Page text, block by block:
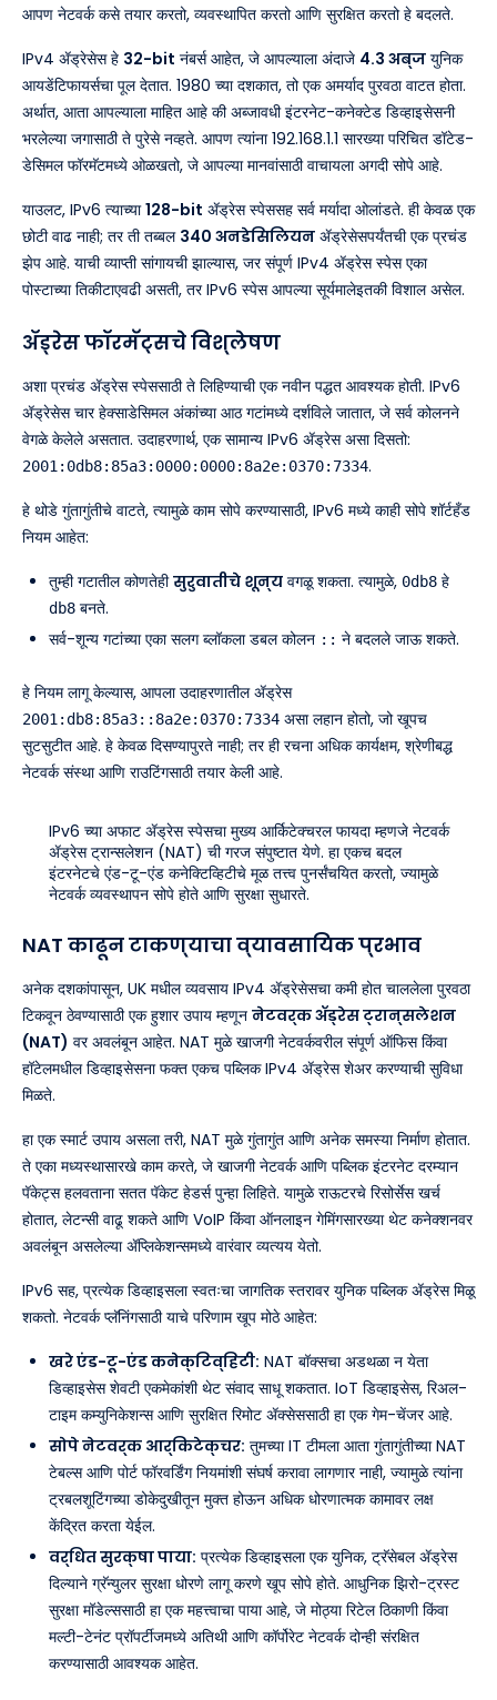
आपण नेटवर्क कसे तयार करतो, व्यवस्थापित करतो आणि सुरक्षित करतो हे बदलते.
IPv4 ॲड्रेसेस हे 32-bit नंबर्स आहेत, जे आपल्याला अंदाजे 4.3 अब्ज युनिक
आयडेंटिफायर्सचा पूल देतात. 1980 च्या दशकात, तो एक अमर्याद पुरवठा वाटत होता.
अर्थात, आता आपल्याला माहित आहे की अब्जावधी इंटरनेट-कनेक्टेड डिव्हाइसेसनी
भरलेल्या जगासाठी ते पुरेसे नव्हते. आपण त्यांना 192.168.1.1 सारख्या परिचित डॉटेड-
डेसिमल फॉरमॅटमध्ये ओळखतो, जे आपल्या मानवांसाठी वाचायला अगदी सोपे आहे.
याउलट, IPv6 त्याच्या128-bit ॲड्रेस स्पेससह सर्व मर्यादा ओलांडते. ही केवळ एक
छोटी वाढ नाही; तर ती तब्बल 340 अनडेसिलियन ॲड्रेसेसपर्यंतची एक प्रचंड
झेप आहे. याची व्याप्ती सांगायची झाल्यास, जर संपूर्ण IPv4 ॲड्रेस स्पेस एका
पोस्टाच्या तिकीटाएवढी असती, तर IPv6 स्पेस आपल्या सूर्यमालेइतकी विशाल असेल.
ॲड्रेस फॉरमॅट्सचे विश्लेषण
अशा प्रचंड ॲड्रेस स्पेससाठी ते लिहिण्याची एक नवीन पद्धत आवश्यक होती. IPv6
ॲड्रेसेस चार हेक्साडेसिमल अंकांच्या आठ गटांमध्ये दर्शविले जातात, जे सर्व कोलनने
वेगळे केलेले असतात. उदाहरणार्थ, एक सामान्य IPv6 ॲड्रेस असा दिसतो:
2001:0db8:85a3:0000:0000:8a2e:0370:7334.
हे थोडे गुंतागुंतीचे वाटते, त्यामुळे काम सोपे करण्यासाठी, IPv6 मध्ये काही सोपे शॉर्टहँड
नियम आहेत:
तुम्ही गटातील कोणतेहीसुरुवातीचे शून्य वगळू शकता. त्यामुळे, 0db8 हे
db8 बनते.
सर्व-शून्य गटांच्या एका सलग ब्लॉकला डबल कोलन :: ने बदलले जाऊ शकते.
हे नियम लागू केल्यास, आपला उदाहरणातील ॲड्रेस
2001:db8:85a3::8a2e:0370:7334 असा लहान होतो, जो खूपच
सुटसुटीत आहे. हे केवळ दिसण्यापुरते नाही; तर ही रचना अधिक कार्यक्षम, श्रेणीबद्ध
नेटवर्क संस्था आणि राउटिंगसाठी तयार केली आहे.
IPv6 च्या अफाट ॲड्रेस स्पेसचा मुख्य आर्किटेक्चरल फायदा म्हणजे नेटवर्क
ॲड्रेस ट्रान्सलेशन (NAT) ची गरज संपुष्टात येणे. हा एकच बदल
इंटरनेटचे एंड-टू-एंड कनेक्टिव्हिटीचे मूळ तत्त्व पुनर्संचयित करतो, ज्यामुळे
नेटवर्क व्यवस्थापन सोपे होते आणि सुरक्षा सुधारते.
NAT काढून टाकण्याचा व्यावसायिक प्रभाव
अनेक दशकांपासून, UK मधील व्यवसाय IPv4 ॲड्रेसेसचा कमी होत चाललेला पुरवठा
टिकवून ठेवण्यासाठी एक हुशार उपाय म्हणून नेटवर्क ॲड्रेस ट्रान्सलेशन
(NAT) वर अवलंबून आहेत. NAT मुळे खाजगी नेटवर्कवरील संपूर्ण ऑफिस किंवा
हॉटेलमधील डिव्हाइसेसना फक्त एकच पब्लिक IPv4 ॲड्रेस शेअर करण्याची सुविधा
मिळते.
हा एक स्मार्ट उपाय असला तरी, NAT मुळे गुंतागुंत आणि अनेक समस्या निर्माण होतात.
ते एका मध्यस्थासारखे काम करते, जे खाजगी नेटवर्क आणि पब्लिक इंटरनेट दरम्यान
पॅकेट्स हलवताना सतत पॅकेट हेडर्स पुन्हा लिहिते. यामुळे राऊटरचे रिसोर्सेस खर्च
होतात, लेटन्सी वाढू शकते आणि VoIP किंवा ऑनलाइन गेमिंगसारख्या थेट कनेक्शनवर
अवलंबून असलेल्या ॲप्लिकेशन्समध्ये वारंवार व्यत्यय येतो.
IPv6 सह, प्रत्येक डिव्हाइसला स्वतःचा जागतिक स्तरावर युनिक पब्लिक ॲड्रेस मिळू
शकतो. नेटवर्क प्लॅनिंगसाठी याचे परिणाम खूप मोठे आहेत:
खरे एंड-टू-एंड कनेक्टिव्हिटी: NAT बॉक्सचा अडथळा न येता
डिव्हाइसेस शेवटी एकमेकांशी थेट संवाद साधू शकतात. IoT डिव्हाइसेस, रिअल-
टाइम कम्युनिकेशन्स आणि सुरक्षित रिमोट ॲक्सेससाठी हा एक गेम-चेंजर आहे.
सोपे नेटवर्क आर्किटेक्चर: तुमच्या IT टीमला आता गुंतागुंतीच्या NAT
टेबल्स आणि पोर्ट फॉरवर्डिंग नियमांशी संघर्ष करावा लागणार नाही, ज्यामुळे त्यांना
ट्रबलशूटिंगच्या डोकेदुखीतून मुक्त होऊन अधिक धोरणात्मक कामावर लक्ष
केंद्रित करता येईल.
वर्धित सुरक्षा पाया: प्रत्येक डिव्हाइसला एक युनिक, ट्रॅसेबल ॲड्रेस
दिल्याने ग्रॅन्युलर सुरक्षा धोरणे लागू करणे खूप सोपे होते. आधुनिक झिरो-ट्रस्ट
सुरक्षा मॉडेल्ससाठी हा एक महत्त्वाचा पाया आहे, जे मोठ्या रिटेल ठिकाणी किंवा
मल्टी-टेनंट प्रॉपर्टीजमध्ये अतिथी आणि कॉर्पोरेट नेटवर्क दोन्ही संरक्षित
करण्यासाठी आवश्यक आहेत.